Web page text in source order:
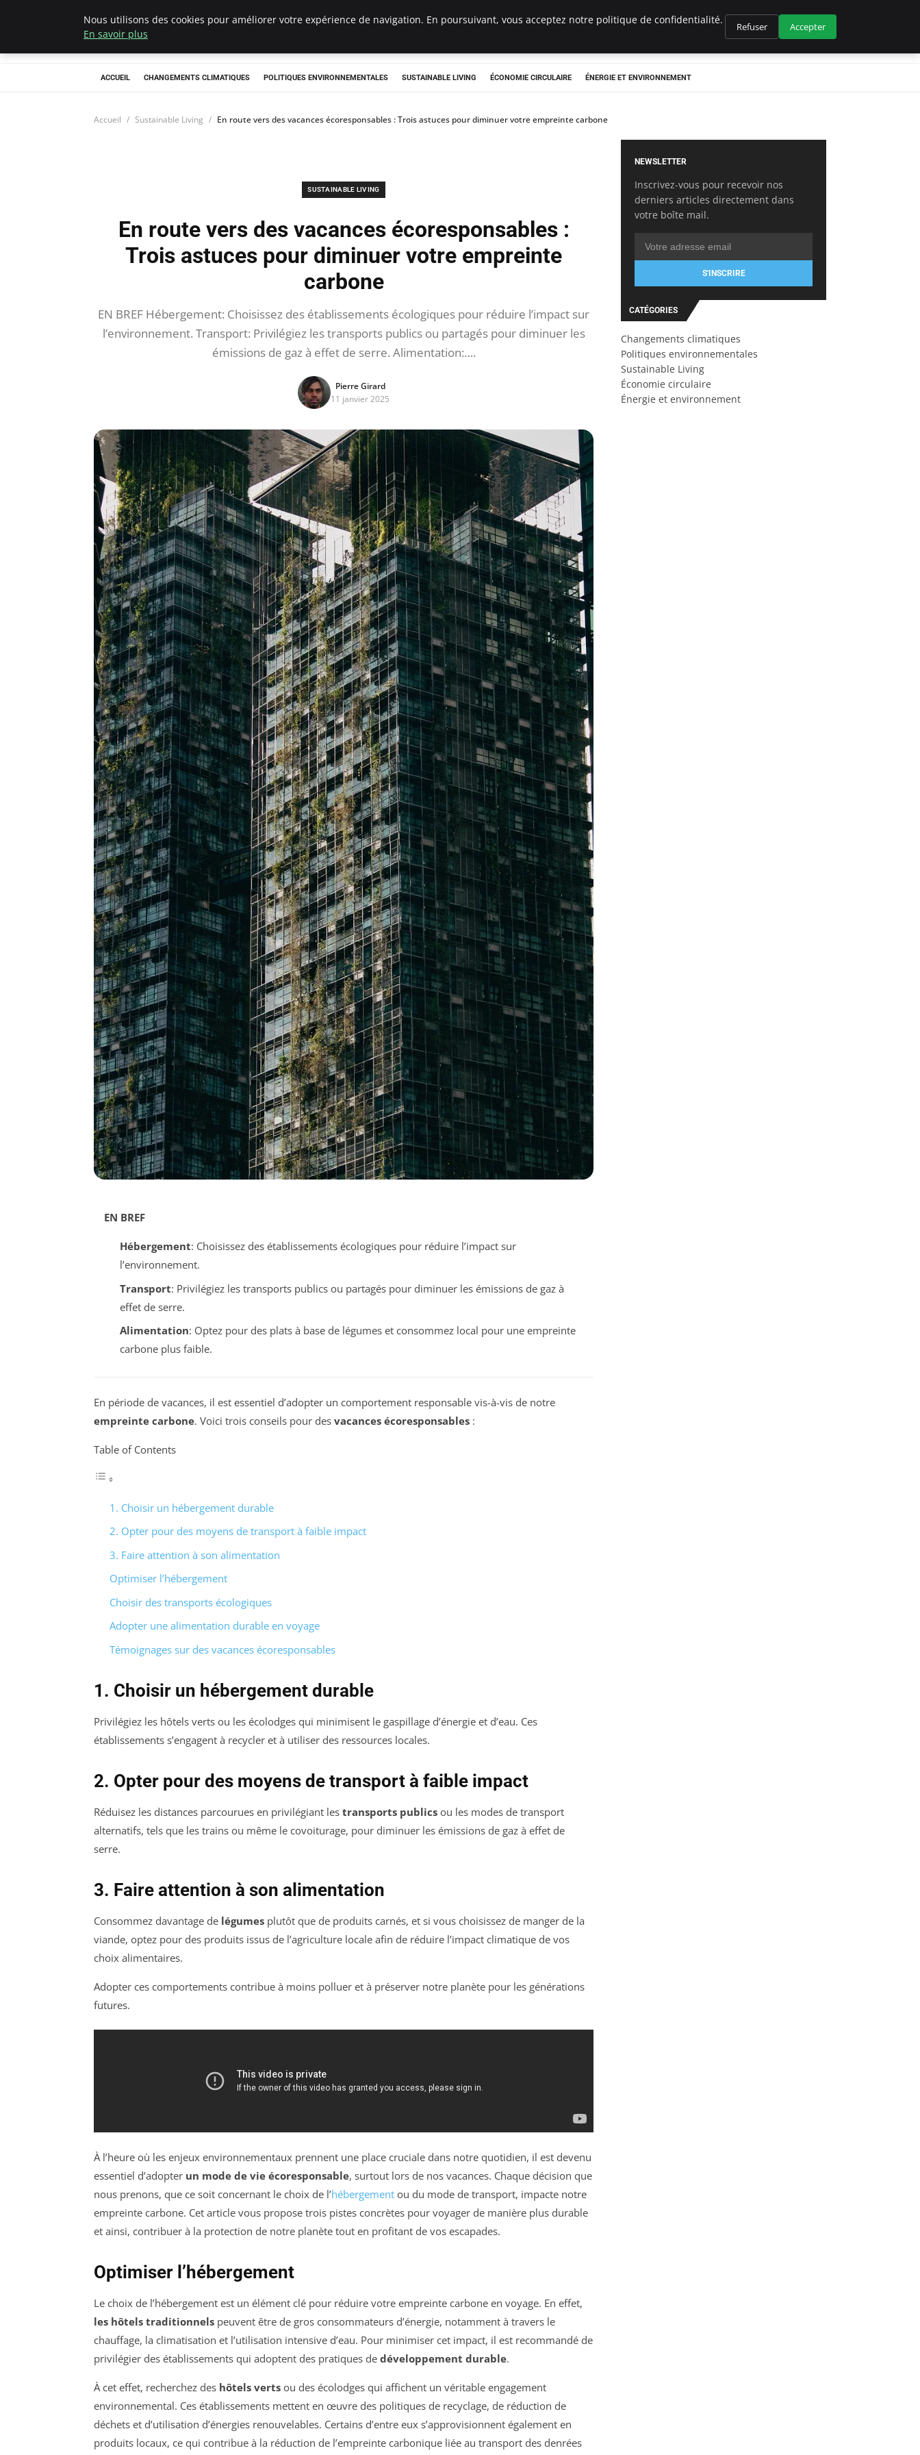
Climategatecountryclub.com
ACCUEIL CHANGEMENTS CLIMATIQUES POLITIQUES ENVIRONNEMENTALES SUSTAINABLE LIVING ÉCONOMIE CIRCULAIRE ÉNERGIE ET ENVIRONNEMENT
Accueil Sustainable Living En route vers des vacances écoresponsables : Trois astuces pour diminuer votre empreinte carbone
SUSTAINABLE LIVING
En route vers des vacances écoresponsables :
Trois astuces pour diminuer votre empreinte
carbone
EN BREF Hébergement: Choisissez des établissements écologiques pour réduire l’impact sur
l’environnement. Transport: Privilégiez les transports publics ou partagés pour diminuer les
émissions de gaz à effet de serre. Alimentation:….
Pierre Girard
11 janvier 2025
EN BREF
Hébergement: Choisissez des établissements écologiques pour réduire l’impact sur
l’environnement.
Transport: Privilégiez les transports publics ou partagés pour diminuer les émissions de gaz à
effet de serre.
Alimentation: Optez pour des plats à base de légumes et consommez local pour une empreinte
carbone plus faible.
En période de vacances, il est essentiel d’adopter un comportement responsable vis-à-vis de notre
empreinte carbone. Voici trois conseils pour des vacances écoresponsables :
Table of Contents
1. Choisir un hébergement durable
2. Opter pour des moyens de transport à faible impact
3. Faire attention à son alimentation
Optimiser l’hébergement
Choisir des transports écologiques
Adopter une alimentation durable en voyage
Témoignages sur des vacances écoresponsables
1. Choisir un hébergement durable
Privilégiez les hôtels verts ou les écolodges qui minimisent le gaspillage d’énergie et d’eau. Ces
établissements s’engagent à recycler et à utiliser des ressources locales.
2. Opter pour des moyens de transport à faible impact
Réduisez les distances parcourues en privilégiant les transports publics ou les modes de transport
alternatifs, tels que les trains ou même le covoiturage, pour diminuer les émissions de gaz à effet de
serre.
3. Faire attention à son alimentation
Consommez davantage de légumes plutôt que de produits carnés, et si vous choisissez de manger de la
viande, optez pour des produits issus de l’agriculture locale afin de réduire l’impact climatique de vos
choix alimentaires.
Adopter ces comportements contribue à moins polluer et à préserver notre planète pour les générations
futures.
À l’heure où les enjeux environnementaux prennent une place cruciale dans notre quotidien, il est devenu
essentiel d’adopter un mode de vie écoresponsable, surtout lors de nos vacances. Chaque décision que
nous prenons, que ce soit concernant le choix de l’hébergement ou du mode de transport, impacte notre
empreinte carbone. Cet article vous propose trois pistes concrètes pour voyager de manière plus durable
et ainsi, contribuer à la protection de notre planète tout en profitant de vos escapades.
Optimiser l’hébergement
Le choix de l’hébergement est un élément clé pour réduire votre empreinte carbone en voyage. En effet,
les hôtels traditionnels peuvent être de gros consommateurs d’énergie, notamment à travers le
chauffage, la climatisation et l’utilisation intensive d’eau. Pour minimiser cet impact, il est recommandé de
privilégier des établissements qui adoptent des pratiques de développement durable.
À cet effet, recherchez des hôtels verts ou des écolodges qui affichent un véritable engagement
environnemental. Ces établissements mettent en œuvre des politiques de recyclage, de réduction de
déchets et d’utilisation d’énergies renouvelables. Certains d’entre eux s’approvisionnent également en
produits locaux, ce qui contribue à la réduction de l’empreinte carbonique liée au transport des denrées
NEWSLETTER
Inscrivez-vous pour recevoir nos
derniers articles directement dans
votre boîte mail.
S'INSCRIRE
CATÉGORIES
Changements climatiques
Politiques environnementales
Sustainable Living
Économie circulaire
Énergie et environnement
Nous utilisons des cookies pour améliorer votre expérience de navigation. En poursuivant, vous acceptez notre politique de confidentialité.
En savoir plus
Refuser Accepter